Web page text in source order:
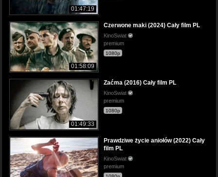
01:47:19
01:58:09
Czerwone maki (2024) Cały film PL
KinoSwiat
premium
1080p
01:49:33
Zaćma (2016) Cały film PL
KinoSwiat
premium
1080p
Prawdziwe życie aniołów (2022) Cały
film PL
KinoSwiat
premium